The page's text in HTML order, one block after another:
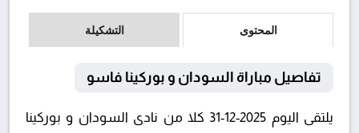
المحتوى التشكيلة
تفاصيل مباراة السودان و بوركينا فاسو
يلتقى اليوم 2025-12-31 كلا من نادى السودان و بوركينا